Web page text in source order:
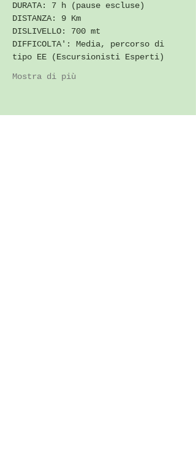
DURATA: 7 h (pause escluse)
DISTANZA: 9 Km
DISLIVELLO: 700 mt
DIFFICOLTA': Media, percorso di
tipo EE (Escursionisti Esperti)
Mostra di più